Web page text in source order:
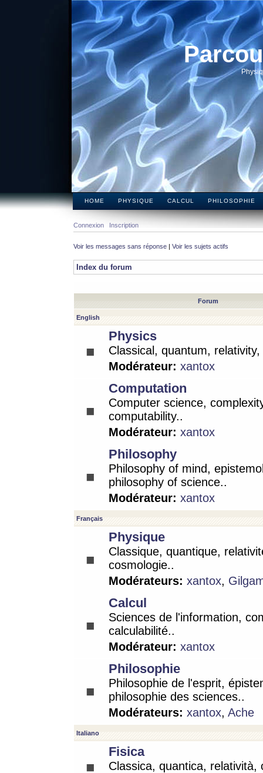
HOME PHYSIQUE CALCUL PHILOSOPHIE
Connexion Inscription
Voir les messages sans réponse | Voir les sujets actifs
Index du forum
Forum
English
Physics
Classical, quantum,
Modérateur: xantox
Computation
Computer science,
computability..
Modérateur: xantox
Philosophy
Philosophy of mind,
philosophy of science..
Modérateur: xantox
Français
Physique
Classique, quantique,
cosmologie..
Modérateurs: xantox,
Calcul
Sciences de l'information,
calculabilité..
Modérateur: xantox
Philosophie
Philosophie de l'esprit,
philosophie des sciences..
Modérateurs: xantox, Ache
Italiano
Fisica
Classica, quantica, relatività,